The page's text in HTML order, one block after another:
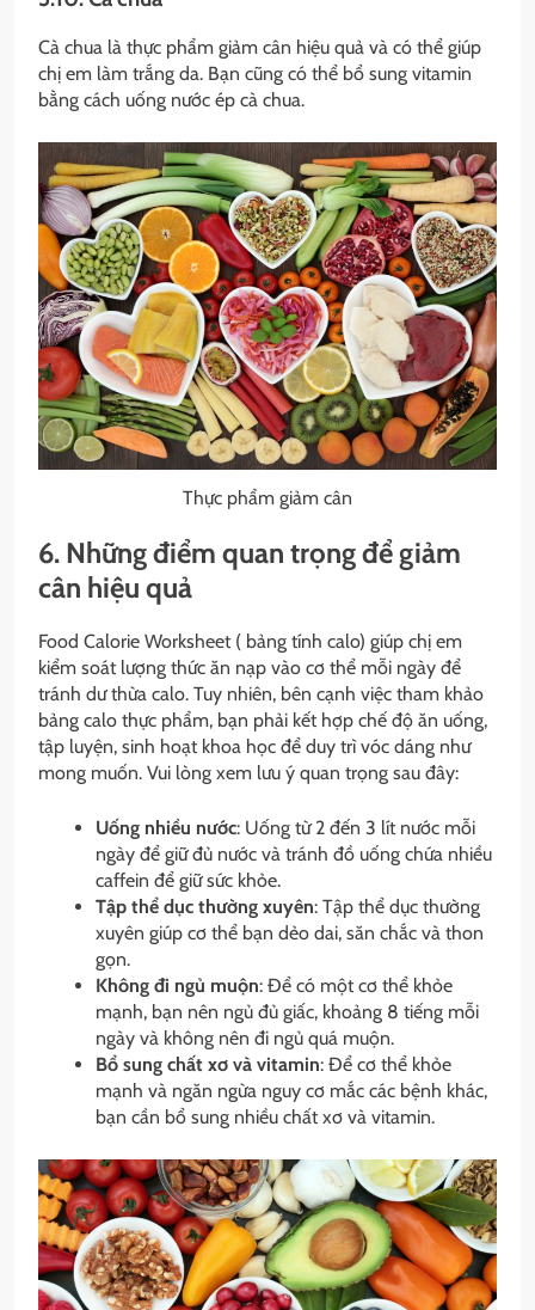
Cà chua là thực phẩm giảm cân hiệu quả và có thể giúp
chị em làm trắng da. Bạn cũng có thể bổ sung vitamin
bằng cách uống nước ép cà chua.
Thực phẩm giảm cân
6. Những điểm quan trọng để giảm
cân hiệu quả
Food Calorie Worksheet ( bảng tính calo) giúp chị em
kiểm soát lượng thức ăn nạp vào cơ thể mỗi ngày để
tránh dư thừa calo. Tuy nhiên, bên cạnh việc tham khảo
bảng calo thực phẩm, bạn phải kết hợp chế độ ăn uống,
tập luyện, sinh hoạt khoa học để duy trì vóc dáng như
mong muốn. Vui lòng xem lưu ý quan trọng sau đây:
Uống nhiều nước: Uống từ 2 đến 3 lít nước mỗi
ngày để giữ đủ nước và tránh đồ uống chứa nhiều
caffein để giữ sức khỏe.
Tập thể dục thường xuyên: Tập thể dục thường
xuyên giúp cơ thể bạn dẻo dai, săn chắc và thon
gọn.
Không đi ngủ muộn: Để có một cơ thể khỏe
mạnh, bạn nên ngủ đủ giấc, khoảng 8 tiếng mỗi
ngày và không nên đi ngủ quá muộn.
Bổ sung chất xơ và vitamin: Để cơ thể khỏe
mạnh và ngăn ngừa nguy cơ mắc các bệnh khác,
bạn cần bổ sung nhiều chất xơ và vitamin.